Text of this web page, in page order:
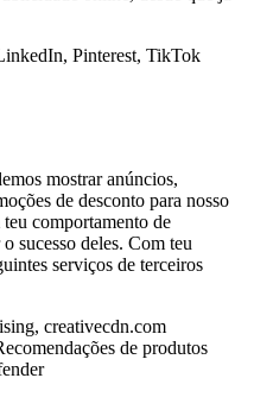
Pinterest, TikTok
mostrar anúncios,
de desconto para nosso
comportamento de
sucesso deles. Com teu
serviços de terceiros
creativecdn.com
de produtos